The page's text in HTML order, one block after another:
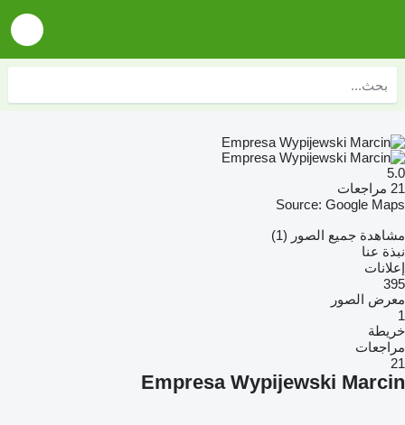
5.0
21 مراجعات
Source: Google Maps
مشاهدة جميع الصور (1)
نبذة عنا
إعلانات
395
معرض الصور
1
خريطة
مراجعات
21
Empresa Wypijewski Marcin